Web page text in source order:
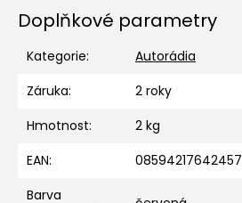
Doplňkové parametry
Kategorie:
Autorádia
Záruka:
2 roky
Hmotnost:
2 kg
EAN:
08594217642457
Barva